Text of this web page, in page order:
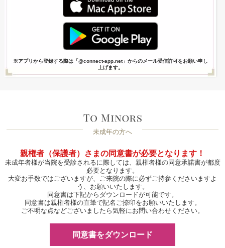
※アプリから登録する際は「@connect-app.net」からのメール受信許可をお願い申し
上げます。
未成年の方へ
親権者（保護者）さまの同意書が必要となります！
未成年者様が当院を受診されるに際しては、親権者様の同意承諾書が都度
必要となります。
大変お手数ではございますが、ご来院の際に必ずご持参くださいますよ
う、お願いいたします。
同意書は下記からダウンロードが可能です。
同意書は親権者様の直筆で記名ご捺印をお願いいたします。
ご不明な点などございましたら気軽にお問い合わせください。
同意書をダウンロード